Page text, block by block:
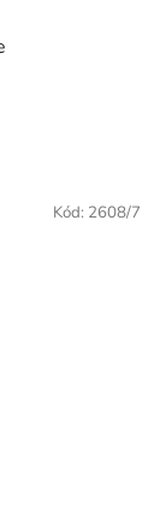
Kód: 2608/7